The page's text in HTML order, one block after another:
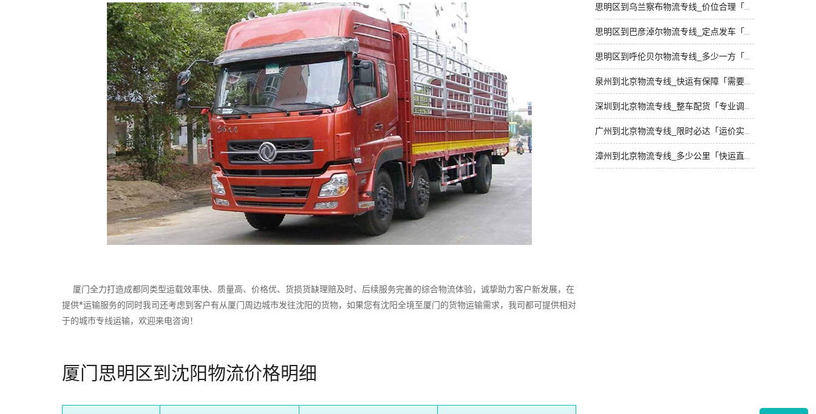
厦门全力打造成都同类型运载效率快、质量高、价格优、货损货缺理赔及时、后续服务完善的综合物流体验，诚挚助力客户新发展，在
提供*运输服务的同时我司还考虑到客户有从厦门周边城市发往沈阳的货物，如果您有沈阳全境至厦门的货物运输需求，我司都可提供相对
于的城市专线运输，欢迎来电咨询！
厦门思明区到沈阳物流价格明细
思明区到乌兰察布物流专线_价位合理「多少一方」
思明区到巴彦淖尔物流专线_定点发车「一站式托运」
思明区到呼伦贝尔物流专线_多少一方「合同承运」
泉州到北京物流专线_快运有保障「需要几天」
深圳到北京物流专线_整车配货「专业调车」
广州到北京物流专线_限时必达「运价实惠」
漳州到北京物流专线_多少公里「快运直达」